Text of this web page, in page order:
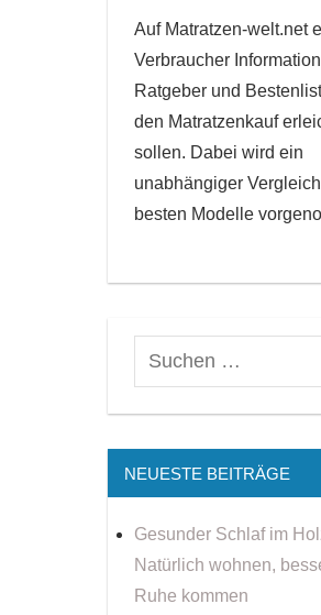
Auf Matratzen-welt.net
Verbraucher
Ratgeber und
den Matratzenkauf
sollen. Dabei wird ein
unabhängiger
besten Modelle
NEUESTE BEITRÄGE
Gesunder Schlaf im
Natürlich wohnen,
Ruhe kommen